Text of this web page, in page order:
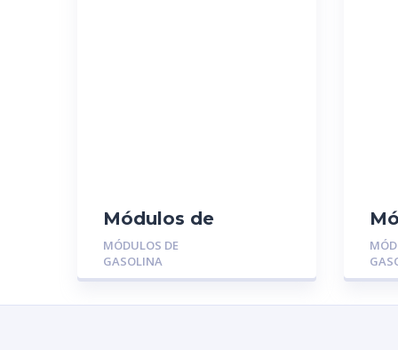
Módulos de
Gasolina MGR-
MU1314:
CHEVROLET
MÓDULOS DE
GASOLINA